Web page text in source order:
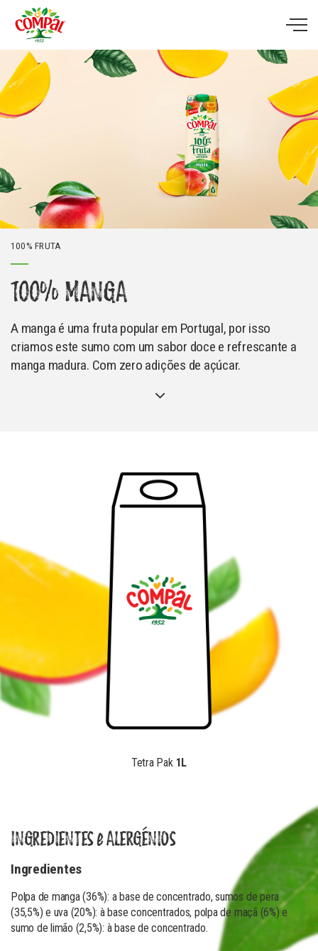
100% FRUTA
100% MANGA
A manga é uma fruta popular em Portugal, por isso
criamos este sumo com um sabor doce e refrescante a
manga madura. Com zero adições de açúcar.
Tetra Pak 1L
INGREDIENTES e ALERGÉNIOS
Ingredientes
Polpa de manga (36%): a base de concentrado, sumos de pera
(35,5%) e uva (20%): à base concentrados, polpa de maçã (6%) e
sumo de limão (2,5%): à base de concentrado.